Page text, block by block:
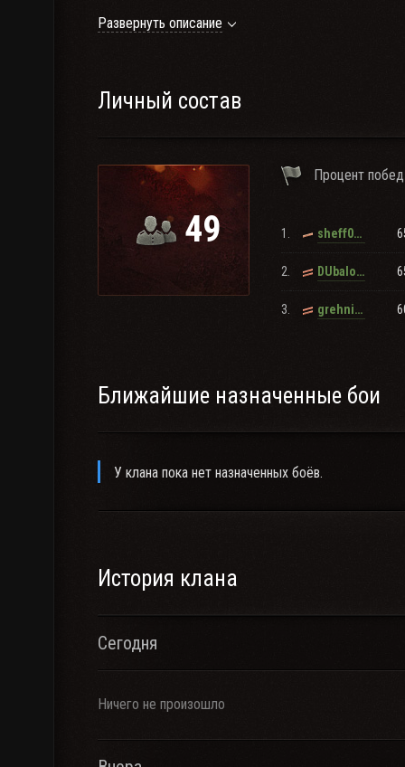
5. 8 лвл (ИС-3, Т-32, АМХ 50-100, Т-54 обл., АМХ
7. Связь обязательна!!! https://discord.gg/UZxhrF
на ГК не менее пять раз в неделю. Роты ,
8. Группа ВКонтакте: https://vk.com/clan_23nk"
Прием в Клан через Военкомат клана. http://23-
клан через сайт игры WOT не рассматриваются.)
Развернуть описание
Личный состав
49
Процент побед
1. sheff039
2. DUbalombI
3. grehnik616
Ближайшие назначенные бои
У клана пока нет назначенных боёв.
История клана
Сегодня
Ничего не произошло